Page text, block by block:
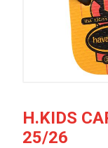
H.KIDS
25/26